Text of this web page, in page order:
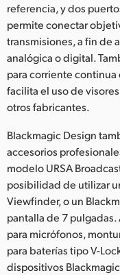
referencia, y dos
permite conectar
transmisiones, a fin de
analógica o digital.
para corriente continua
facilita el uso de
otros fabricantes.
Blackmagic Design
accesorios
modelo URSA
posibilidad de utilizar
Viewfinder, o un
pantalla de 7
para micrófonos,
para baterías tipo V-
dispositivos